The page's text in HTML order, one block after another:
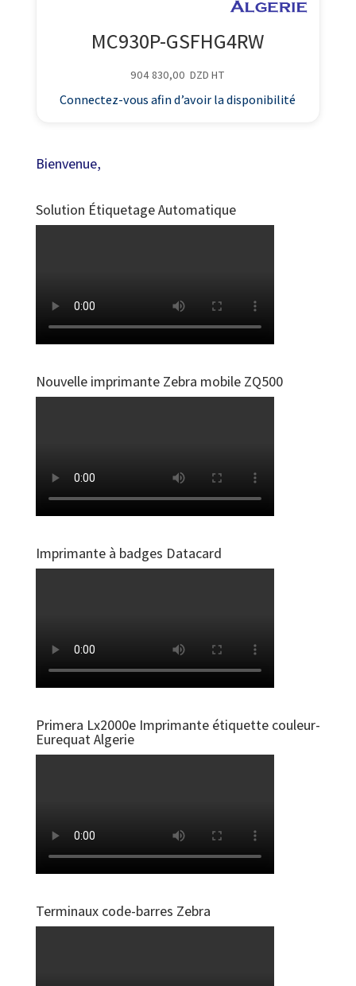
MC930P-GSFHG4RW
904 830,00 DZD HT
Connectez-vous afin d’avoir la disponibilité
Bienvenue,
Solution Étiquetage Automatique
Nouvelle imprimante Zebra mobile ZQ500
Imprimante à badges Datacard
Primera Lx2000e Imprimante étiquette couleur-
Eurequat Algerie
Terminaux code-barres Zebra